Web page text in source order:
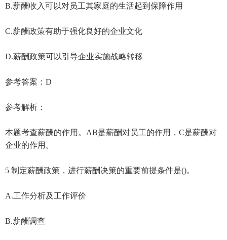
B.薪酬收入可以对员工其家庭的生活起到保障作用
C.薪酬政策有助于强化良好的企业文化
D.薪酬政策可以引导企业实施战略转移
参考答案：D
参考解析：
本题考查薪酬的作用。AB是薪酬对员工的作用，C是薪酬对
企业的作用。
5 制定薪酬政策，进行薪酬决策的重要前提条件是()。
A.工作分析及工作评价
B.薪酬调查